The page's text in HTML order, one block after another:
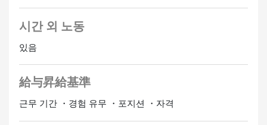
시간 외 노동
있음
給与昇給基準
근무 기간 ・경험 유무 ・포지션 ・자격